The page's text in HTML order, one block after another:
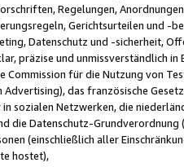
Regelungen,
Gerichtsurteilen und -
Datenschutz und -sicherheit,
präzise und unmissverständlich
Commission für die Nutzung von
Advertising), das französische
in sozialen Netzwerken, die
die Datenschutz-
(einschließlich aller
hostet),